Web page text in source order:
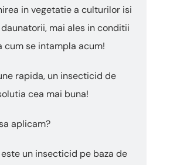
in vegetatie a culturilor isi
mai ales in conditii
cum se intampla acum!
rapida, un insecticid de
cea mai buna!
aplicam?
este un insecticid pe baza de